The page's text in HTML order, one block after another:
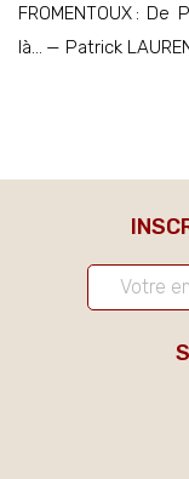
FROMENTOUX :
là… — Patrick